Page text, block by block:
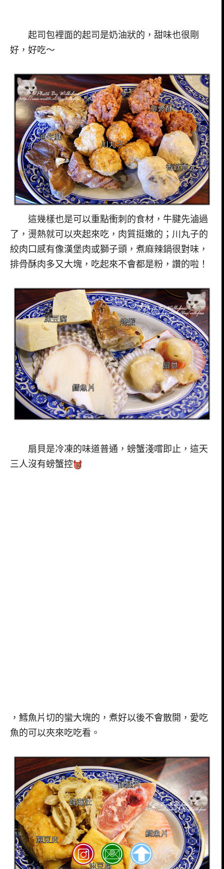
起司包裡面的起司是奶油狀的，甜味也很剛
好，好吃～
這幾樣也是可以重點衝刺的食材，牛腱先滷過
了，燙熱就可以夾起來吃，肉質挺嫩的；川丸子的
絞肉口感有像漢堡肉或獅子頭，煮麻辣鍋很對味，
排骨酥肉多又大塊，吃起來不會都是粉，讚的啦！
扇貝是冷凍的味道普通，螃蟹淺嚐即止，這天
三人沒有螃蟹控
，鱈魚片切的蠻大塊的，煮好以後不會散開，愛吃
魚的可以夾來吃吃看。